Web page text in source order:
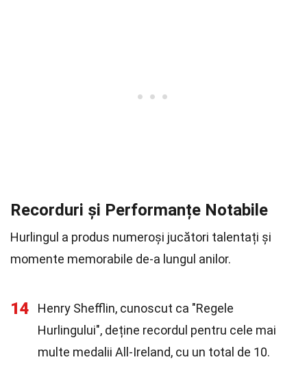
Recorduri și Performanțe Notabile
Hurlingul a produs numeroși jucători talentați și
momente memorabile de-a lungul anilor.
14
Henry Shefflin, cunoscut ca "Regele
Hurlingului", deține recordul pentru cele mai
multe medalii All-Ireland, cu un total de 10.